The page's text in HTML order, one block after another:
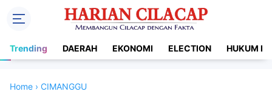
Trending DAERAH EKONOMI ELECTION HUKUM
Home › CIMANGGU